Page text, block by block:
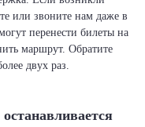
или звоните нам даже в
перенести билеты на
маршрут. Обратите
двух раз.